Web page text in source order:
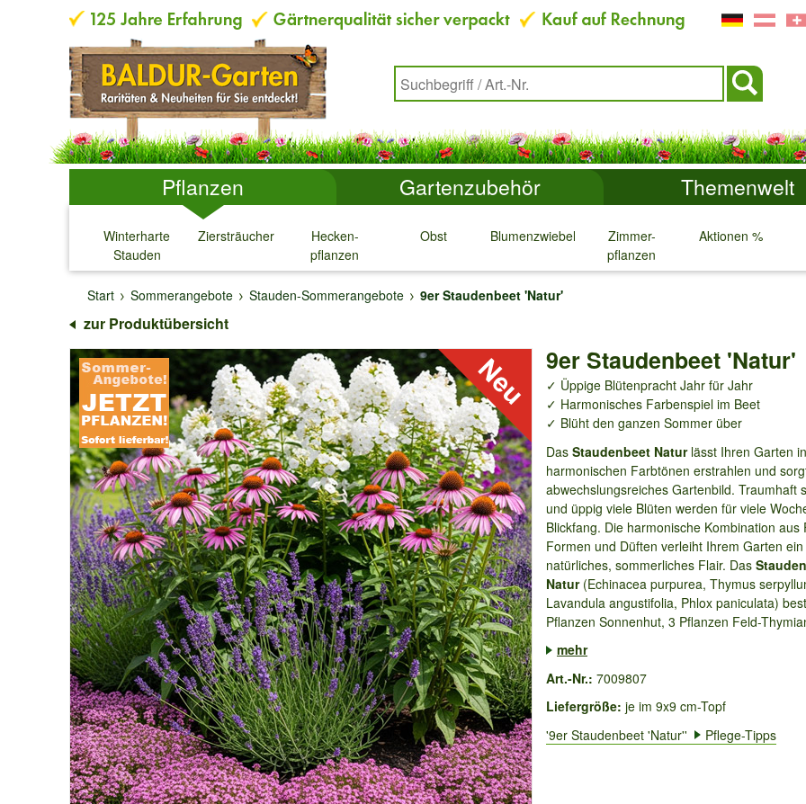
Pflanzen Gartenzubehör Themenwelt
Winterharte
Stauden
↓
Ziersträucher
↓
Hecken-
pflanzen
↓
Obst
↓
Blumenzwiebeln
↓
Zimmer-
pflanzen
↓
Aktionen %
↓ ↓
Start
Sommerangebote Stauden-Sommerangebote 9er Staudenbeet 'Natur'
zur Produktübersicht
9er Staudenbeet 'Natur'
✓ Üppige Blütenpracht Jahr für Jahr
✓ Harmonisches Farbenspiel im Beet
✓ Blüht den ganzen Sommer über
Das Staudenbeet Natur lässt Ihren Garten in
harmonischen Farbtönen erstrahlen und
abwechslungsreiches Gartenbild. Traumhaft
und üppig viele Blüten werden für viele
Blickfang. Die harmonische Kombination aus
Formen und Düften verleiht Ihrem Garten ein
natürliches, sommerliches Flair. Das
Natur (Echinacea purpurea, Thymus
Lavandula angustifolia, Phlox paniculata)
Pflanzen Sonnenhut, 3 Pflanzen Feld-
mehr
Art.-Nr.: 7009807
Liefergröße: je im 9x9 cm-Topf
'9er Staudenbeet 'Natur''
Pflege-Tipps